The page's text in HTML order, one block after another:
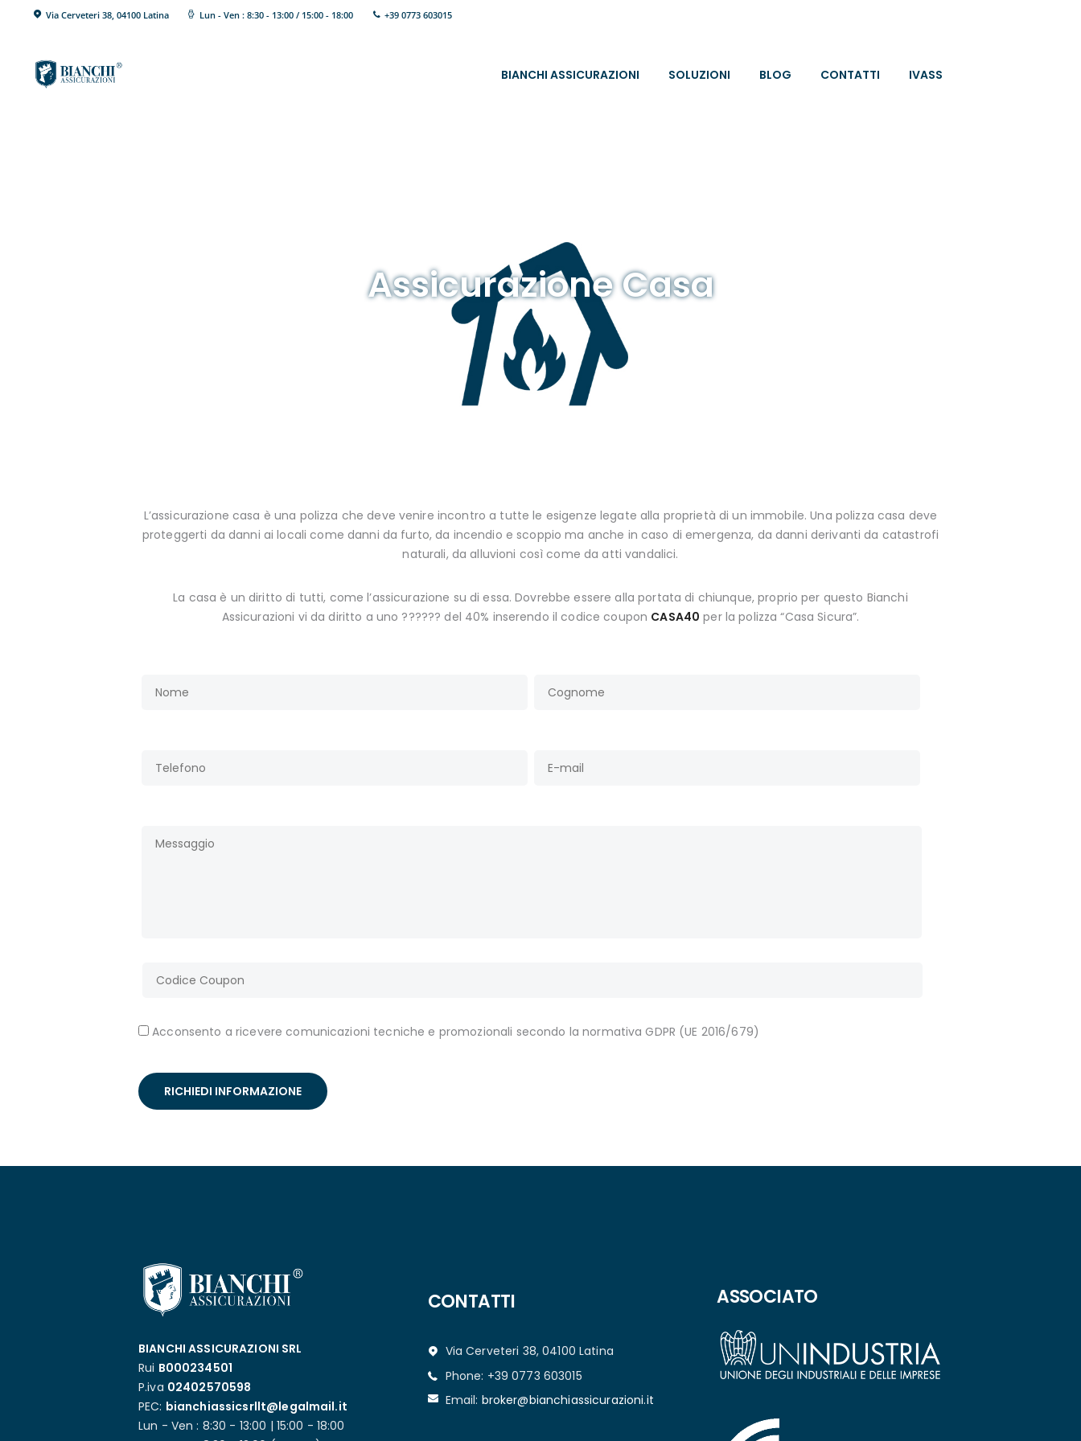
Via Cerveteri 38, 04100 Latina Lun - Ven : 8:30 - 13:00 / 15:00 - 18:00 +39 0773 603015
BIANCHI ASSICURAZIONI SOLUZIONI BLOG CONTATTI IVASS
Assicurazione Casa
BIANCHI
ASSICURAZIONI
Soluzioni
L’assicurazione casa è una polizza che deve venire incontro a tutte le esigenze legate alla proprietà di un immobile. Una polizza casa deve
proteggerti da danni ai locali come danni da furto, da incendio e scoppio ma anche in caso di emergenza, da danni derivanti da catastrofi
naturali, da alluvioni così come da atti vandalici.
La casa è un diritto di tutti, come l’assicurazione su di essa. Dovrebbe essere alla portata di chiunque, proprio per questo Bianchi
Assicurazioni vi da diritto a uno ?????? del 40% inserendo il codice coupon CASA40 per la polizza “Casa Sicura”.
Acconsento a ricevere comunicazioni tecniche e promozionali secondo la normativa GDPR (UE 2016/679)
BIANCHI ASSICURAZIONI SRL
Rui B000234501
P.iva 02402570598
PEC: bianchiassicsrllt@legalmail.it
Lun - Ven : 8:30 - 13:00 | 15:00 - 18:00
CONTATTI
Via Cerveteri 38, 04100 Latina
Phone: +39 0773 603015
Email: broker@bianchiassicurazioni.it
ASSOCIATO